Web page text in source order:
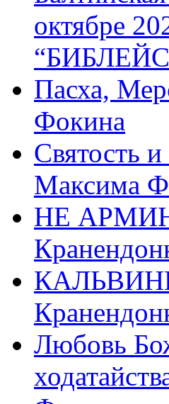
октябре
Пасха,
Фокина
Святость
Максима
НЕ
Любовь